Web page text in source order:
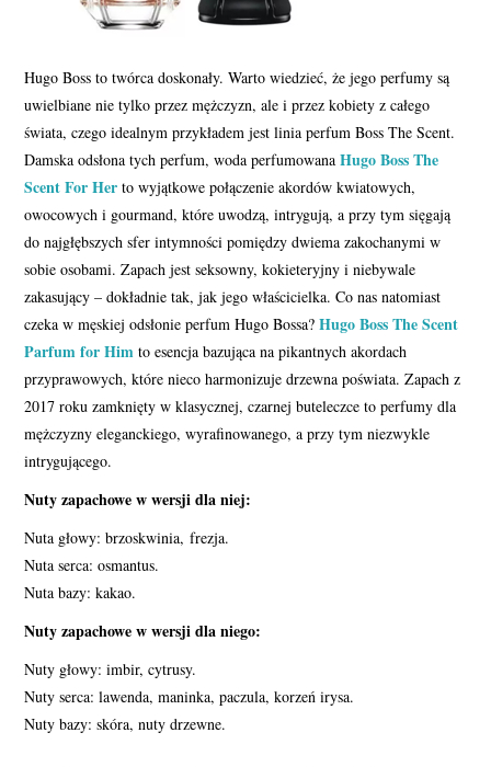
Hugo Boss to twórca doskonały. Warto wiedzieć, że jego perfumy są
uwielbiane nie tylko przez mężczyzn, ale i przez kobiety z całego
świata, czego idealnym przykładem jest linia perfum Boss The Scent.
Damska odsłona tych perfum, woda perfumowanaHugo Boss The
Scent For Her to wyjątkowe połączenie akordów kwiatowych,
owocowych i gourmand, które uwodzą, intrygują, a przy tym sięgają
do najgłębszych sfer intymności pomiędzy dwiema zakochanymi w
sobie osobami. Zapach jest seksowny, kokieteryjny i niebywale
zakasujący – dokładnie tak, jak jego właścicielka. Co nas natomiast
czeka w męskiej odsłonie perfum Hugo Bossa?Hugo Boss The Scent
Parfum for Him to esencja bazująca na pikantnych akordach
przyprawowych, które nieco harmonizuje drzewna poświata. Zapach z
2017 roku zamknięty w klasycznej, czarnej buteleczce to perfumy dla
mężczyzny eleganckiego, wyrafinowanego, a przy tym niezwykle
intrygującego.
Nuty zapachowe w wersji dla niej:
Nuta głowy: brzoskwinia, frezja.
Nuta serca: osmantus.
Nuta bazy: kakao.
Nuty zapachowe w wersji dla niego:
Nuty głowy: imbir, cytrusy.
Nuty serca: lawenda, maninka, paczula, korzeń irysa.
Nuty bazy: skóra, nuty drzewne.